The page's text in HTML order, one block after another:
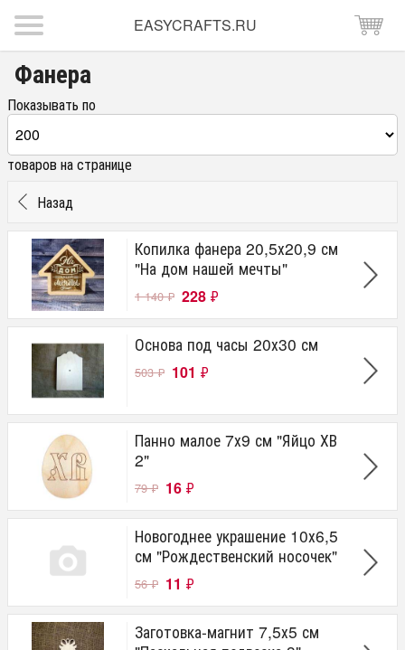
EASYCRAFTS.RU
Фанера
Показывать по
товаров на странице
Назад
Копилка фанера 20,5х20,9 см
"На дом нашей мечты"
1 140₽ 228 ₽
Основа под часы 20х30 см
503₽ 101 ₽
Панно малое 7х9 см "Яйцо ХВ
2"
79₽ 16 ₽
Новогоднее украшение 10х6,5
см "Рождественский носочек"
56₽ 11 ₽
Заготовка-магнит 7,5х5 см